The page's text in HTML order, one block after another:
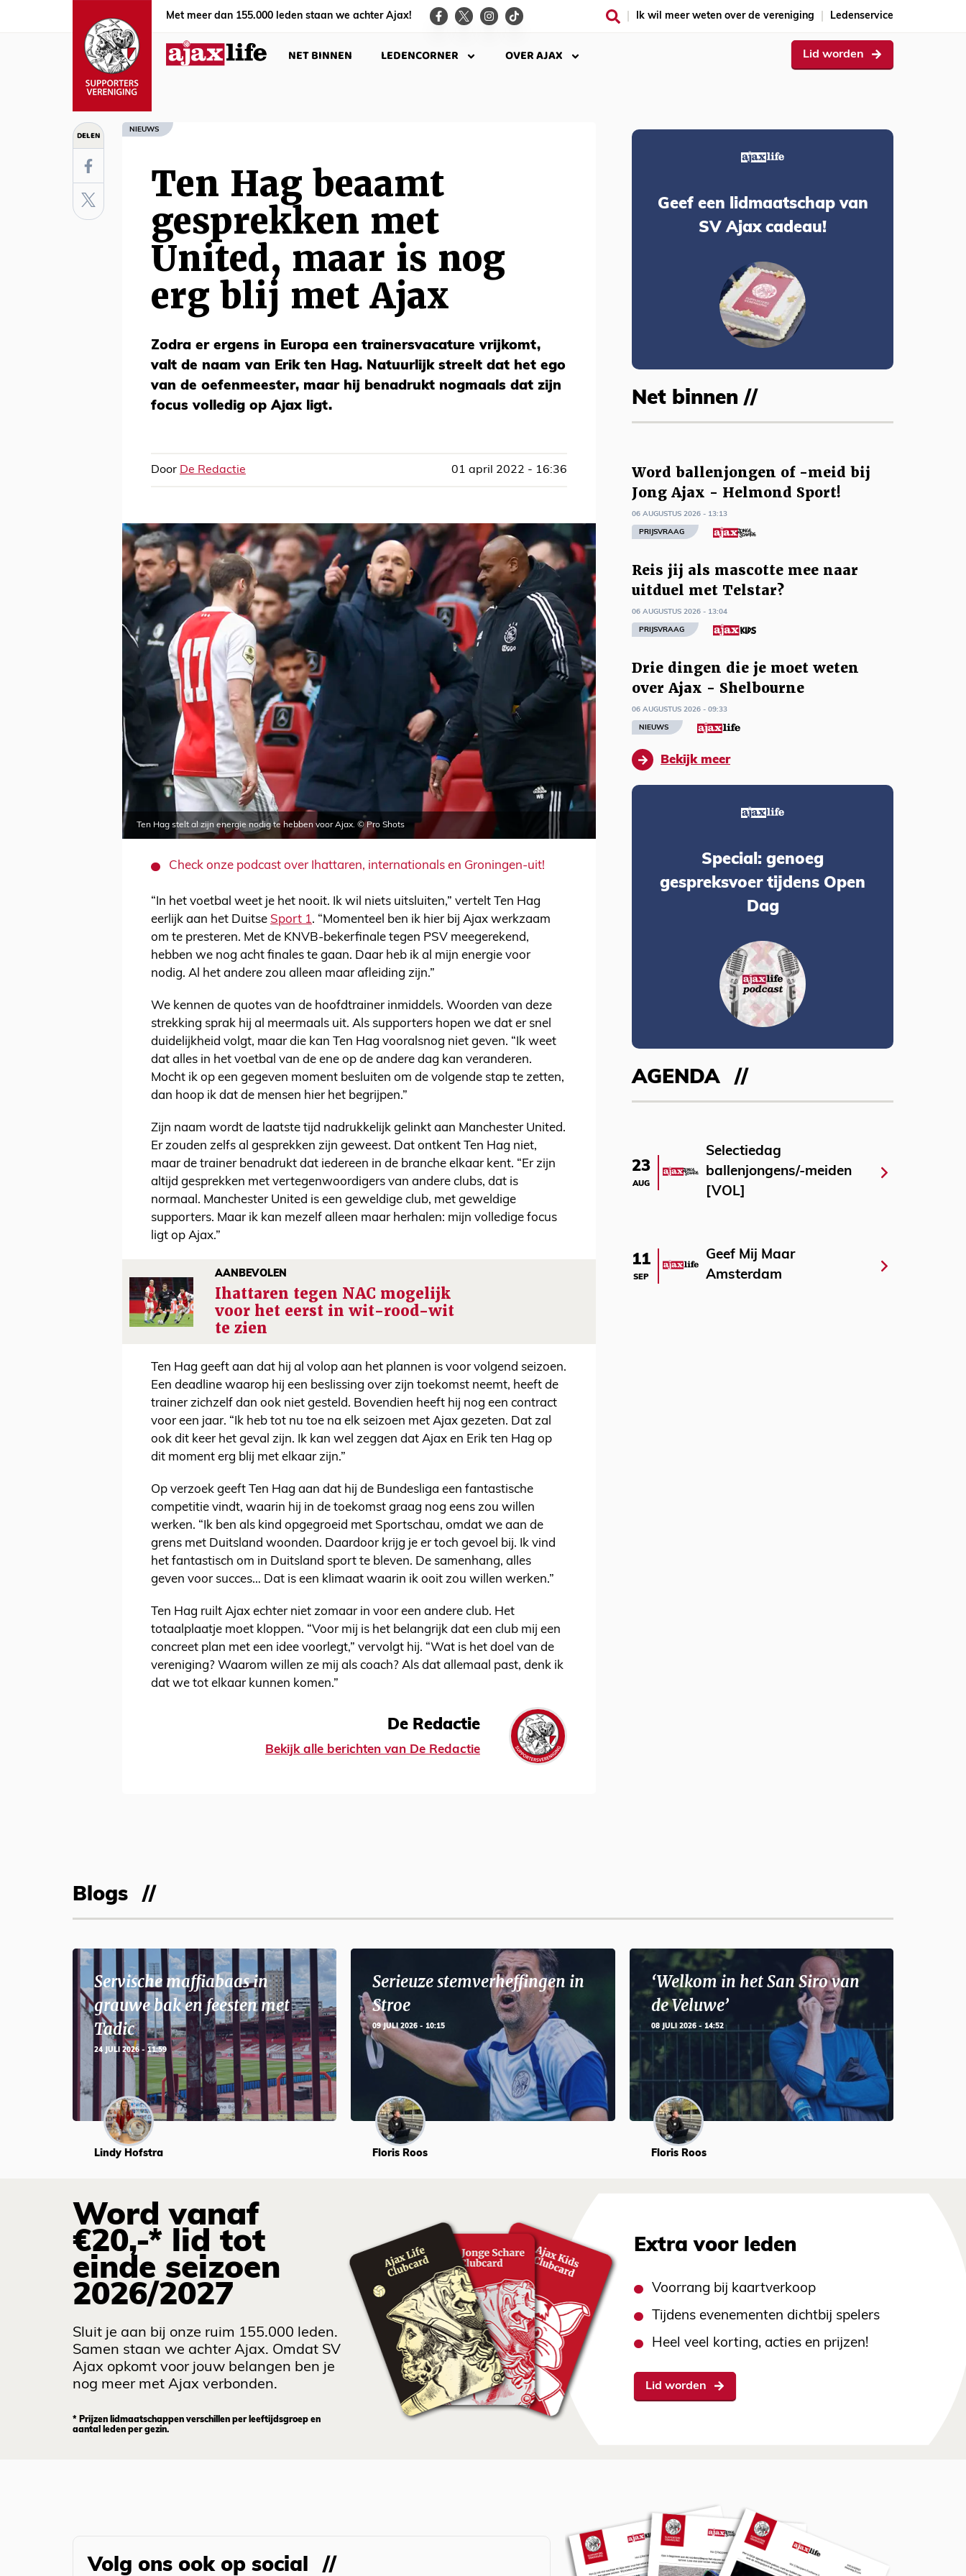
Met meer dan 155.000 leden staan we achter Ajax! Ik wil meer weten over de vereniging Ledenservice
NET BINNEN LEDENCORNER OVER AJAX Lid worden
DELEN NIEUWS
Ten Hag beaamt
gesprekken met
United, maar is nog
erg blij met Ajax
Zodra er ergens in Europa een trainersvacature vrijkomt,
valt de naam van Erik ten Hag. Natuurlijk streelt dat het ego
van de oefenmeester, maar hij benadrukt nogmaals dat zijn
focus volledig op Ajax ligt.
Door De Redactie 01 april 2022 - 16:36
Ten Hag stelt al zijn energie nodig te hebben voor Ajax. © Pro Shots
Check onze podcast over Ihattaren, internationals en Groningen-uit!
“In het voetbal weet je het nooit. Ik wil niets uitsluiten,” vertelt Ten Hag
eerlijk aan het Duitse Sport 1. “Momenteel ben ik hier bij Ajax werkzaam
om te presteren. Met de KNVB-bekerfinale tegen PSV meegerekend,
hebben we nog acht finales te gaan. Daar heb ik al mijn energie voor
nodig. Al het andere zou alleen maar afleiding zijn.”
We kennen de quotes van de hoofdtrainer inmiddels. Woorden van deze
strekking sprak hij al meermaals uit. Als supporters hopen we dat er snel
duidelijkheid volgt, maar die kan Ten Hag vooralsnog niet geven. “Ik weet
dat alles in het voetbal van de ene op de andere dag kan veranderen.
Mocht ik op een gegeven moment besluiten om de volgende stap te zetten,
dan hoop ik dat de mensen hier het begrijpen.”
Zijn naam wordt de laatste tijd nadrukkelijk gelinkt aan Manchester United.
Er zouden zelfs al gesprekken zijn geweest. Dat ontkent Ten Hag niet,
maar de trainer benadrukt dat iedereen in de branche elkaar kent. “Er zijn
altijd gesprekken met vertegenwoordigers van andere clubs, dat is
normaal. Manchester United is een geweldige club, met geweldige
supporters. Maar ik kan mezelf alleen maar herhalen: mijn volledige focus
ligt op Ajax.”
AANBEVOLEN
Ihattaren tegen NAC mogelijk
voor het eerst in wit-rood-wit
te zien
Ten Hag geeft aan dat hij al volop aan het plannen is voor volgend seizoen.
Een deadline waarop hij een beslissing over zijn toekomst neemt, heeft de
trainer zichzelf dan ook niet gesteld. Bovendien heeft hij nog een contract
voor een jaar. “Ik heb tot nu toe na elk seizoen met Ajax gezeten. Dat zal
ook dit keer het geval zijn. Ik kan wel zeggen dat Ajax en Erik ten Hag op
dit moment erg blij met elkaar zijn.”
Op verzoek geeft Ten Hag aan dat hij de Bundesliga een fantastische
competitie vindt, waarin hij in de toekomst graag nog eens zou willen
werken. “Ik ben als kind opgegroeid met Sportschau, omdat we aan de
grens met Duitsland woonden. Daardoor krijg je er toch gevoel bij. Ik vind
het fantastisch om in Duitsland sport te bleven. De samenhang, alles
geven voor succes… Dat is een klimaat waarin ik ooit zou willen werken.”
Ten Hag ruilt Ajax echter niet zomaar in voor een andere club. Het
totaalplaatje moet kloppen. “Voor mij is het belangrijk dat een club mij een
concreet plan met een idee voorlegt,” vervolgt hij. “Wat is het doel van de
vereniging? Waarom willen ze mij als coach? Als dat allemaal past, denk ik
dat we tot elkaar kunnen komen.”
De Redactie
Bekijk alle berichten van De Redactie
Geef een lidmaatschap van
SV Ajax cadeau!
Net binnen //
Word ballenjongen of -meid bij
Jong Ajax - Helmond Sport!
06 AUGUSTUS 2026 - 13:13
PRIJSVRAAG
Reis jij als mascotte mee naar
uitduel met Telstar?
06 AUGUSTUS 2026 - 13:04
PRIJSVRAAG
Drie dingen die je moet weten
over Ajax - Shelbourne
06 AUGUSTUS 2026 - 09:33
NIEUWS
Bekijk meer
Special: genoeg
gespreksvoer tijdens Open
Dag
AGENDA
23
AUG
Selectiedag
ballenjongens/-meiden
[VOL]
11
SEP
Geef Mij Maar
Amsterdam
Blogs
Servische maffiabaas in
grauwe bak en feesten met
Tadic
24 JULI 2026 - 11:59
Lindy Hofstra
Serieuze stemverheffingen in
Stroe
09 JULI 2026 - 10:15
Floris Roos
‘Welkom in het San Siro van
de Veluwe’
08 JULI 2026 - 14:52
Floris Roos
Word vanaf
€20,-* lid tot
einde seizoen
2026/2027
Sluit je aan bij onze ruim 155.000 leden.
Samen staan we achter Ajax. Omdat SV
Ajax opkomt voor jouw belangen ben je
nog meer met Ajax verbonden.
* Prijzen lidmaatschappen verschillen per leeftijdsgroep en
aantal leden per gezin.
Extra voor leden
Voorrang bij kaartverkoop
Tijdens evenementen dichtbij spelers
Heel veel korting, acties en prijzen!
Lid worden
Volg ons ook op social